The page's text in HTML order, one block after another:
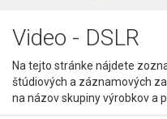
Video - DSLR
Na tejto stránke nájdete
štúdiových a záznamových
na názov skupiny výrobkov a